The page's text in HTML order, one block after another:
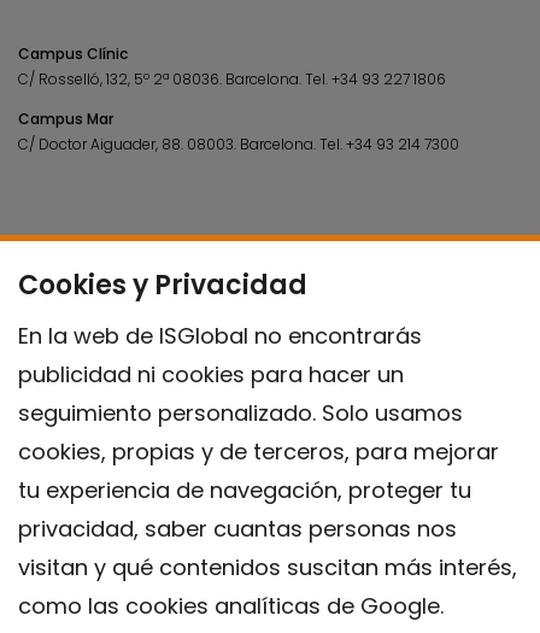
Cookies y Privacidad
En la web de ISGlobal no encontrarás
publicidad ni cookies para hacer un
seguimiento personalizado. Solo usamos
cookies, propias y de terceros, para mejorar
tu experiencia de navegación, proteger tu
privacidad, saber cuantas personas nos
visitan y qué contenidos suscitan más interés,
como las cookies analíticas de Google.
Campus Clínic
C/ Rosselló, 132, 5º 2ª 08036. Barcelona.Tel.+34 93 227 1806
Campus Mar
C/ Doctor Aiguader, 88. 08003. Barcelona.Tel.+34 93 214 7300